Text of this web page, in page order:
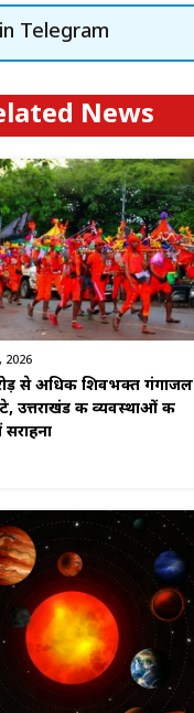
Telegram
News
2026
से अधिक शिवभक्त गंगाजल
उत्तराखंड की व्यवस्थाओं की